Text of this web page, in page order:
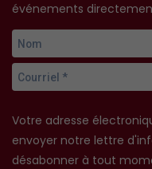
événements
Votre adresse
envoyer notre lettre
désabonner à tout